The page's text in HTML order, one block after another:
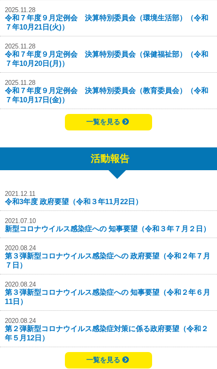
2025.11.28
令和７年度９月定例会 決算特別委員会（環境生活部）（令和
７年10月21日(火)）
2025.11.28
令和７年度９月定例会 決算特別委員会（保健福祉部）（令和
７年10月20日(月)）
2025.11.28
令和７年度９月定例会 決算特別委員会（教育委員会）（令和
７年10月17日(金)）
一覧を見る
活動報告
2021.12.11
令和3年度 政府要望（令和３年11月22日）
2021.07.10
新型コロナウイルス感染症への 知事要望（令和３年７月２日）
2020.08.24
第３弾新型コロナウイルス感染症への 政府要望（令和２年７月
７日）
2020.08.24
第３弾新型コロナウイルス感染症への 知事要望（令和２年６月
11日）
2020.08.24
第２弾新型コロナウイルス感染症対策に係る政府要望（令和２
年５月12日）
一覧を見る